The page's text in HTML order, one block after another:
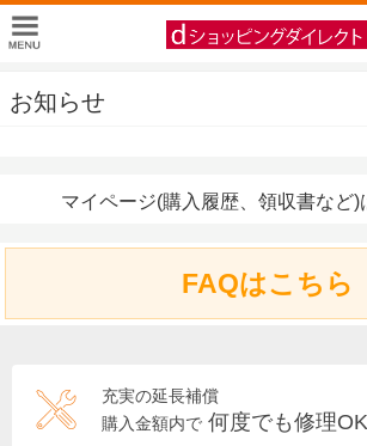
お知らせ
マイページ(購入履歴、領収書など)
FAQはこちら
充実の延長補償
購入金額内で 何度でも修理OK